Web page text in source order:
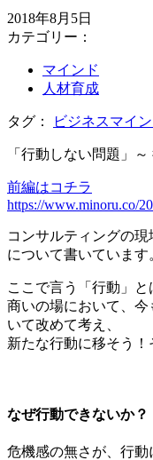
2018年8月5日
カテゴリー：
マインド
人材育成
タグ： ビジネスマイ
「行動しない問題」～
前編はコチラ
https://www.minoru.co/
コンサルティングの現
について書いています
ここで言う「行動」と
商いの場において、
いて改めて考え、
新たな行動に移そう！
なぜ行動できないか？
危機感の無さが、行動